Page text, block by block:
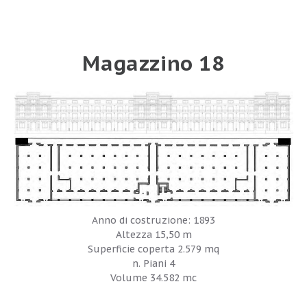
Magazzino 18
Anno di costruzione: 1893
Altezza 15,50 m
Superficie coperta 2.579 mq
n. Piani 4
Volume 34.582 mc